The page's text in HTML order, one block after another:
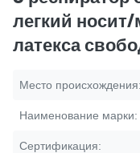
легкий
латекса
Место происхождения:
Наименование марки:
Сертификация: